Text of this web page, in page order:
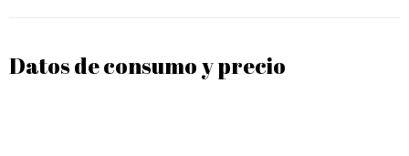
Datos de consumo y precio